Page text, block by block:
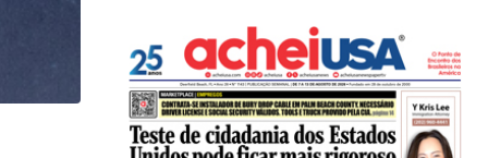
BRASIL,ESTADOS UNIDOS,MUNDO